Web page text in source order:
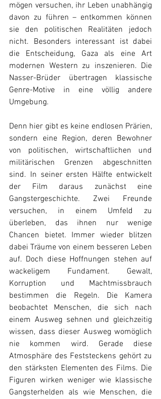
mögen versuchen, ihr Leben unabhängig
davon zu führen – entkommen können
sie den politischen Realitäten jedoch
nicht. Besonders interessant ist dabei
die Entscheidung, Gaza als eine Art
modernen Western zu inszenieren. Die
Nasser-Brüder übertragen klassische
Genre-Motive in eine völlig andere
Umgebung.
Denn hier gibt es keine endlosen Prärien,
sondern eine Region, deren Bewohner
von politischen, wirtschaftlichen und
militärischen Grenzen abgeschnitten
sind. In seiner ersten Hälfte entwickelt
der Film daraus zunächst eine
Gangstergeschichte. Zwei Freunde
versuchen, in einem Umfeld zu
überleben, das ihnen nur wenige
Chancen bietet. Immer wieder blitzen
dabei Träume von einem besseren Leben
auf. Doch diese Hoffnungen stehen auf
wackeligem Fundament. Gewalt,
Korruption und Machtmissbrauch
bestimmen die Regeln. Die Kamera
beobachtet Menschen, die sich nach
einem Ausweg sehnen und gleichzeitig
wissen, dass dieser Ausweg womöglich
nie kommen wird. Gerade diese
Atmosphäre des Feststeckens gehört zu
den stärksten Elementen des Films. Die
Figuren wirken weniger wie klassische
Gangsterhelden als wie Menschen, die